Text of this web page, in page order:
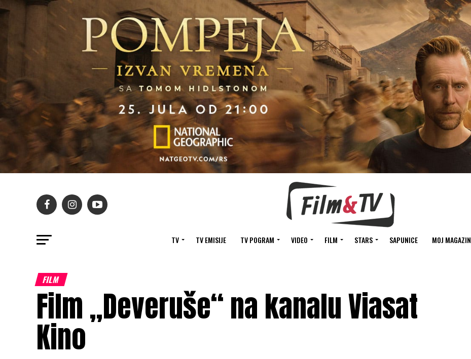
TV TV EMISIJE TV POGRAM VIDEO FILM STARS SAPUNICE MOJ MAGAZIN
FILM
Film „Deveruše“ na kanalu Viasat
Kino